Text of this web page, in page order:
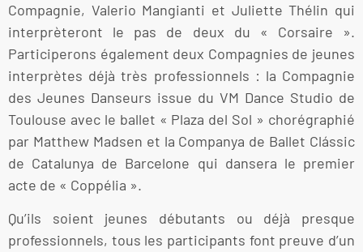
Compagnie, Valerio Mangianti et Juliette Thélin qui
interprèteront le pas de deux du « Corsaire ».
Participerons également deux Compagnies de jeunes
interprètes déjà très professionnels : la Compagnie
des Jeunes Danseurs issue du VM Dance Studio de
Toulouse avec le ballet « Plaza del Sol » chorégraphié
par Matthew Madsen et la Companya de Ballet Clássic
de Catalunya de Barcelone qui dansera le premier
acte de « Coppélia ».
Qu’ils soient jeunes débutants ou déjà presque
professionnels, tous les participants font preuve d’un